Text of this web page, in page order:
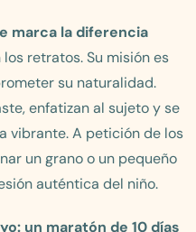
marca la diferencia
retratos. Su misión es
su naturalidad.
enfatizan al sujeto y se
vibrante. A petición de los
un grano o un pequeño
auténtica del niño.
un maratón de 10 días